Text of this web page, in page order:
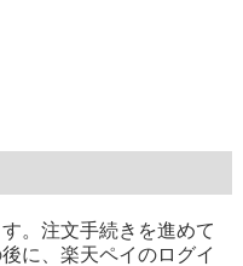
。注文手続きを進めて
に、楽天ペイのログイ